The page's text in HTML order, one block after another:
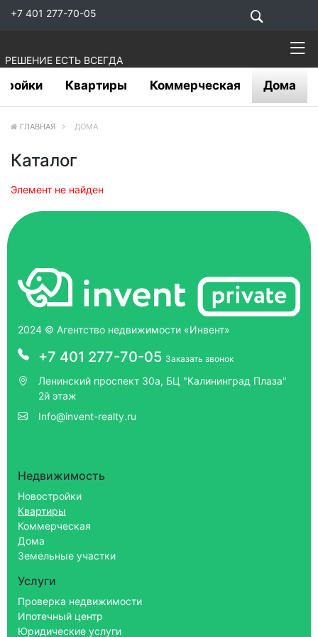
+7 401 277-70-05
РЕШЕНИЕ ЕСТЬ ВСЕГДА
Квартиры Коммерческая Дома
ГЛАВНАЯ ДОМА
Каталог
Элемент не найден
2024 © Агентство недвижимости «Инвент»
+7 401 277-70-05 Заказать звонок
Ленинский проспект 30а, БЦ "Калининград Плаза"
2й этаж
Info@invent-realty.ru
Недвижимость
Новостройки
Квартиры
Коммерческая
Дома
Земельные участки
Услуги
Проверка недвижимости
Ипотечный центр
Юридические услуги